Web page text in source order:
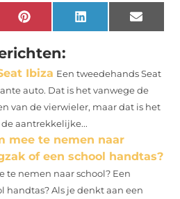
Pinterest LinkedIn Email
Ibiza Een tweedehands Seat
auto. Dat is het vanwege de
van de vierwieler, maar dat is het
aantrekkelijke...
mee te nemen naar
of een school handtas?
te nemen naar school? Een
handtas? Als je denkt aan een